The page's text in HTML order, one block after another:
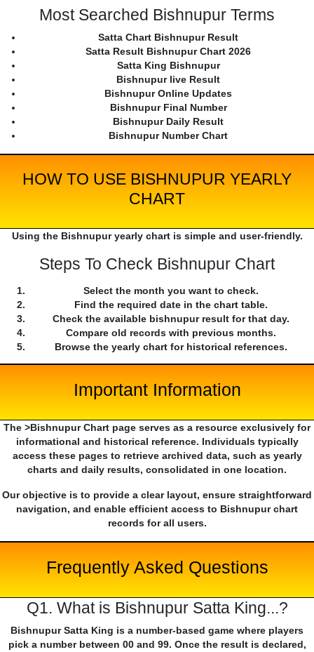
Most Searched Bishnupur Terms
Satta Chart Bishnupur Result
Satta Result Bishnupur Chart 2026
Satta King Bishnupur
Bishnupur live Result
Bishnupur Online Updates
Bishnupur Final Number
Bishnupur Daily Result
Bishnupur Number Chart
HOW TO USE BISHNUPUR YEARLY
CHART
Using the Bishnupur yearly chart is simple and user-friendly.
Steps To Check Bishnupur Chart
Select the month you want to check.
Find the required date in the chart table.
Check the available bishnupur result for that day.
Compare old records with previous months.
Browse the yearly chart for historical references.
Important Information
The >Bishnupur Chart page serves as a resource exclusively for
informational and historical reference. Individuals typically
access these pages to retrieve archived data, such as yearly
charts and daily results, consolidated in one location.
Our objective is to provide a clear layout, ensure straightforward
navigation, and enable efficient access to Bishnupur chart
records for all users.
Frequently Asked Questions
Q1. What is Bishnupur Satta King...?
Bishnupur Satta King is a number-based game where players
pick a number between 00 and 99. Once the result is declared,